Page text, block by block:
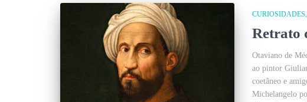
CURIOSIDADES
Retrato
Otaviano de
ao pintor
coetâneo e
Michelangelo